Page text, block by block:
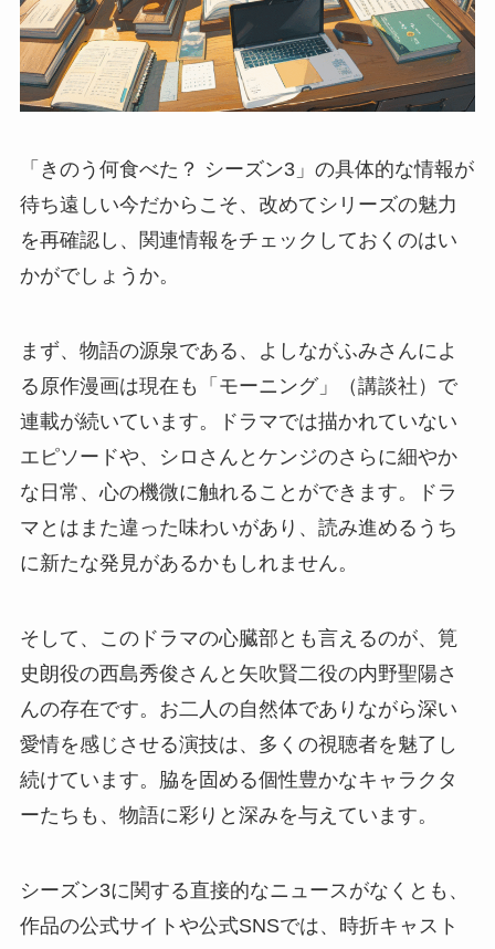
「きのう何食べた？ シーズン3」の具体的な情報が
待ち遠しい今だからこそ、改めてシリーズの魅力
を再確認し、関連情報をチェックしておくのはい
かがでしょうか。
まず、物語の源泉である、よしながふみさんによ
る原作漫画は現在も「モーニング」（講談社）で
連載が続いています。ドラマでは描かれていない
エピソードや、シロさんとケンジのさらに細やか
な日常、心の機微に触れることができます。ドラ
マとはまた違った味わいがあり、読み進めるうち
に新たな発見があるかもしれません。
そして、このドラマの心臓部とも言えるのが、筧
史朗役の西島秀俊さんと矢吹賢二役の内野聖陽さ
んの存在です。お二人の自然体でありながら深い
愛情を感じさせる演技は、多くの視聴者を魅了し
続けています。脇を固める個性豊かなキャラクタ
ーたちも、物語に彩りと深みを与えています。
シーズン3に関する直接的なニュースがなくとも、
作品の公式サイトや公式SNSでは、時折キャスト